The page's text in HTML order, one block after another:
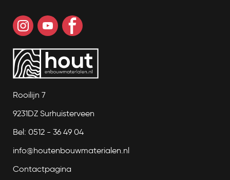
Rooilijn 7
9231DZ Surhuisterveen
Bel: 0512 - 36 49 04
info@houtenbouwmaterialen.nl
Contactpagina